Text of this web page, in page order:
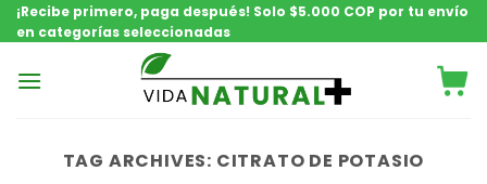
Saltar
contenido
¡Recibe primero, paga después! Solo $5.000 COP por tu envío
en categorías seleccionadas
TAG ARCHIVES: CITRATO DE POTASIO